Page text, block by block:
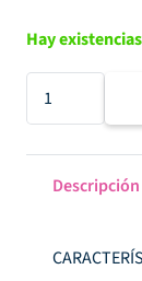
Hay existencias
Troquel
vuelta
coleDescripción